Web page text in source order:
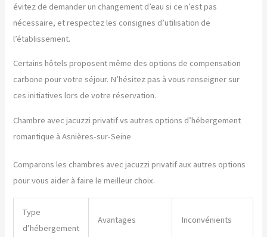
évitez de demander un changement d’eau si ce n’est pas
nécessaire, et respectez les consignes d’utilisation de
l’établissement.
Certains hôtels proposent même des options de compensation
carbone pour votre séjour. N’hésitez pas à vous renseigner sur
ces initiatives lors de votre réservation.
Chambre avec jacuzzi privatif vs autres options d’hébergement
romantique à Asnières-sur-Seine
Comparons les chambres avec jacuzzi privatif aux autres options
pour vous aider à faire le meilleur choix.
Type
d’hébergement
Avantages Inconvénients